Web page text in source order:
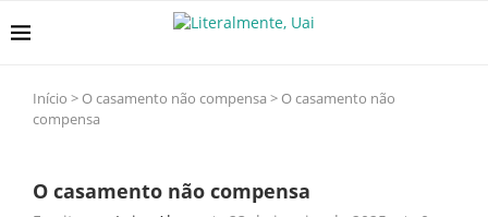
Início > O casamento não compensa > O casamento não
compensa
O casamento não compensa